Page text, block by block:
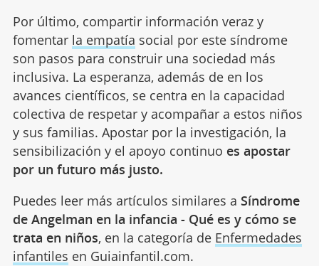
Por último, compartir información veraz y
fomentar la empatía social por este síndrome
son pasos para construir una sociedad más
inclusiva. La esperanza, además de en los
avances científicos, se centra en la capacidad
colectiva de respetar y acompañar a estos niños
y sus familias. Apostar por la investigación, la
sensibilización y el apoyo continuo es apostar
por un futuro más justo.
Puedes leer más artículos similares a Síndrome
de Angelman en la infancia - Qué es y cómo se
trata en niños, en la categoría de Enfermedades
infantiles en Guiainfantil.com.